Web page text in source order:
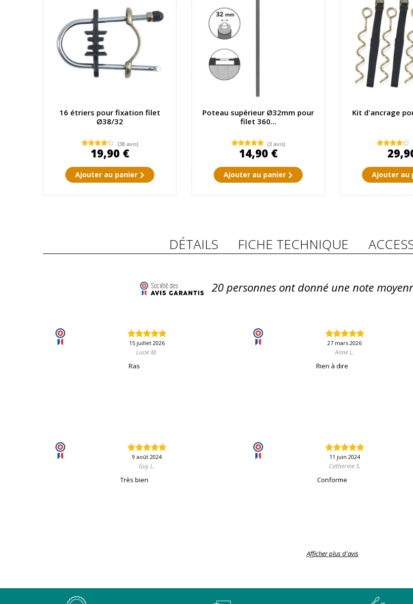
16 étriers pour fixation filet
Ø38/32
(38 avis)
19,90 €
Ajouter au panier
Poteau supérieur Ø32mm pour
filet 360...
(3 avis)
14,90 €
Ajouter au panier
Kit d'ancrage
Ajouter au
DÉTAILS FICHE TECHNIQUE
20 personnes ont donné une note
15 juillet 2026
Lucie M.
Ras
27 mars 2026
Anne L.
Rien à dire
9 août 2024
Guy L.
Très bien
11 juin 2024
Catherine S.
Conforme
Afficher plus d'avis